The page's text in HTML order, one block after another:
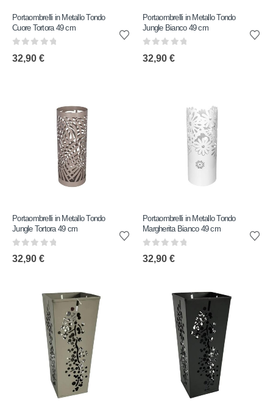
Portaombrelli in Metallo Tondo
Cuore Tortora 49 cm
32,90 €
Portaombrelli in Metallo Tondo
Jungle Bianco 49 cm
32,90 €
Portaombrelli in Metallo Tondo
Jungle Tortora 49 cm
32,90 €
Portaombrelli in Metallo Tondo
Margherita Bianco 49 cm
32,90 €